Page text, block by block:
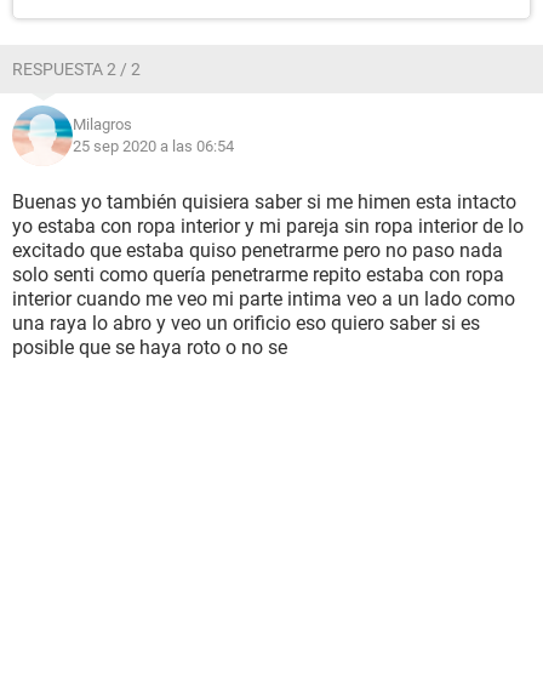
RESPUESTA 2 / 2
Milagros
25 sep 2020 a las 06:54
Buenas yo también quisiera saber si me himen esta intacto
yo estaba con ropa interior y mi pareja sin ropa interior de lo
excitado que estaba quiso penetrarme pero no paso nada
solo senti como quería penetrarme repito estaba con ropa
interior cuando me veo mi parte intima veo a un lado como
una raya lo abro y veo un orificio eso quiero saber si es
posible que se haya roto o no se